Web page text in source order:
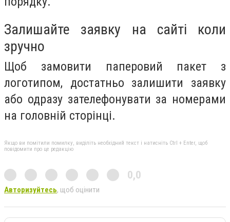
Залишайте заявку на сайті коли
зручно
Щоб замовити паперовий пакет з
логотипом, достатньо залишити заявку
або одразу зателефонувати за номерами
на головній сторінці.
Якщо ви помітили помилку, виділіть необхідний текст і натисніть Ctrl + Enter, щоб
повідомити про це редакцію
0,0
Авторизуйтесь, щоб оцінити